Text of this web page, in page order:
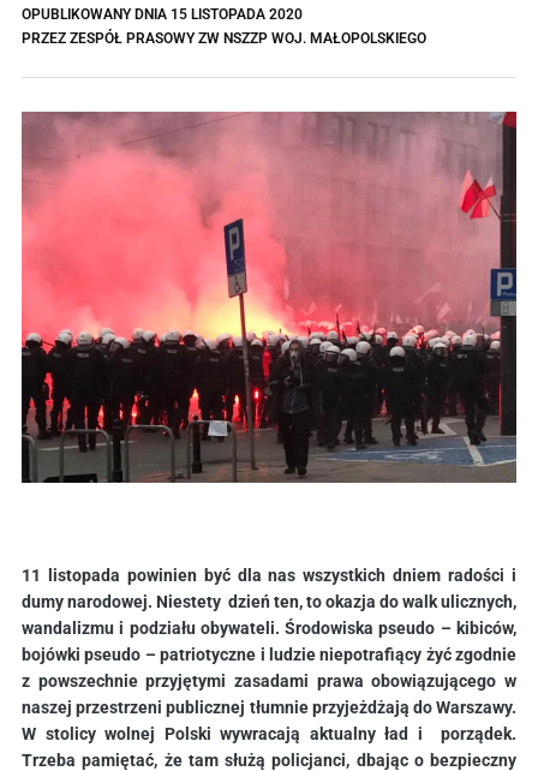
OPUBLIKOWANY DNIA 15 LISTOPADA 2020
PRZEZ ZESPÓŁ PRASOWY ZW NSZZP WOJ. MAŁOPOLSKIEGO
11 listopada powinien być dla nas wszystkich dniem radości i
dumy narodowej. Niestety dzień ten, to okazja do walk ulicznych,
wandalizmu i podziału obywateli. Środowiska pseudo – kibiców,
bojówki pseudo – patriotyczne i ludzie niepotrafiący żyć zgodnie
z powszechnie przyjętymi zasadami prawa obowiązującego w
naszej przestrzeni publicznej tłumnie przyjeżdżają do Warszawy.
W stolicy wolnej Polski wywracają aktualny ład i porządek.
Trzeba pamiętać, że tam służą policjanci, dbając o bezpieczny